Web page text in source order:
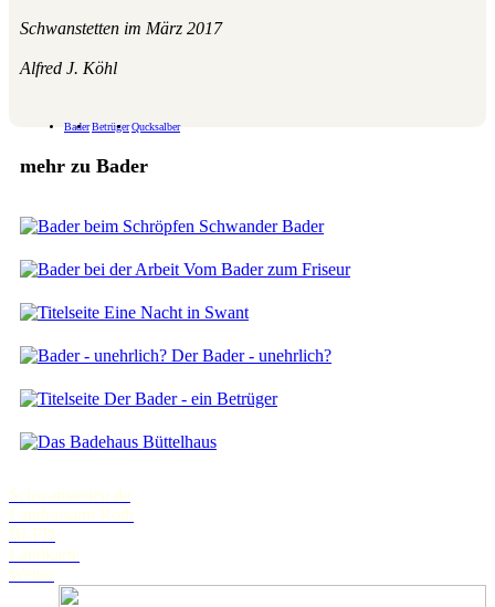
Schwanstetten im März 2017
Alfred J. Köhl
BaderBetrügerQucksalber
mehr zu Bader
Schwander Bader
Vom Bader zum Friseur
Eine Nacht in Swant
Der Bader - unehrlich?
Der Bader - ein Betrüger
Büttelhaus
Schwanstetten.de
Landratsamt Roth
BLFD
Landkarte
Wetter